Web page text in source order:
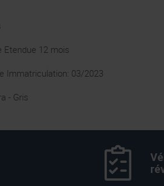
Etendue 12 mois
Immatriculation: 03/2023
- Gris